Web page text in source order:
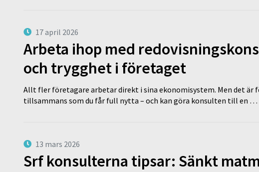
17 april 2026
Arbeta ihop med
och trygghet i företaget
Allt fler företagare arbetar direkt i sina ekonomisystem. Men det är
tillsammans som du får full nytta – och kan göra konsulten till en …
13 mars 2026
Srf konsulterna tipsar: Sänkt